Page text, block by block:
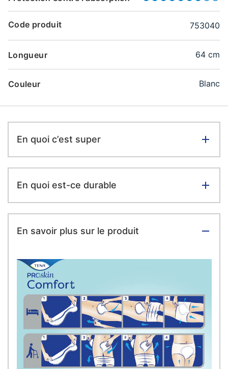
Code produit 753040
Longueur 64 cm
Couleur Blanc
En quoi c’est super
En quoi est-ce durable
En savoir plus sur le produit